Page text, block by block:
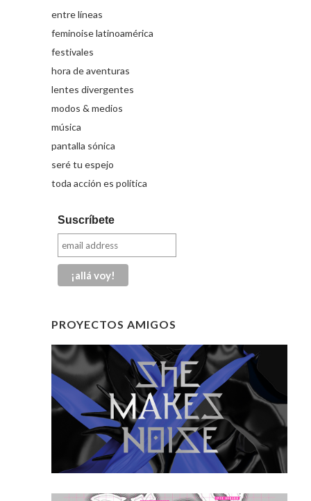
entre líneas
feminoise latinoamérica
festivales
hora de aventuras
lentes divergentes
modos & medios
música
pantalla sónica
seré tu espejo
toda acción es política
Suscríbete
PROYECTOS AMIGOS